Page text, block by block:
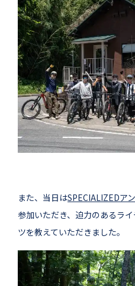
また、当日はSPECIALIZEDア
参加いただき、迫力のあるラ
ツを教えていただきました。